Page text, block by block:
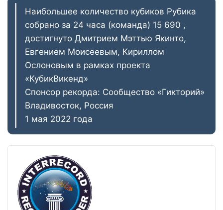
Наибольшее количество кубиков Рубика
собрано за 24 часа (команда) 15 690 ,
достигнуто Дмитрием Мэттью Якинто,
Евгением Моисеевым, Кириллом
Ослоновым в рамках проекта
«КубикВикенд»
Спонсор рекорда: Сообщество «Гикторий»
Владивосток, Россия
1 мая 2022 года